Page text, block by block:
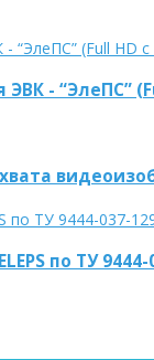
ЭВК - “ЭлеПС”
по ТУ 9444-